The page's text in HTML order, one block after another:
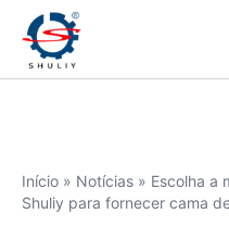
Início » Notícias » Escolha a
Shuliy para fornecer cama